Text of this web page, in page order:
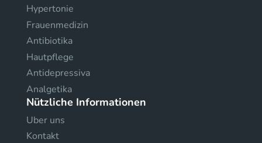
Hypertonie
Frauenmedizin
Antibiotika
Hautpflege
Antidepressiva
Analgetika
Nützliche Informationen
Uber uns
Kontakt